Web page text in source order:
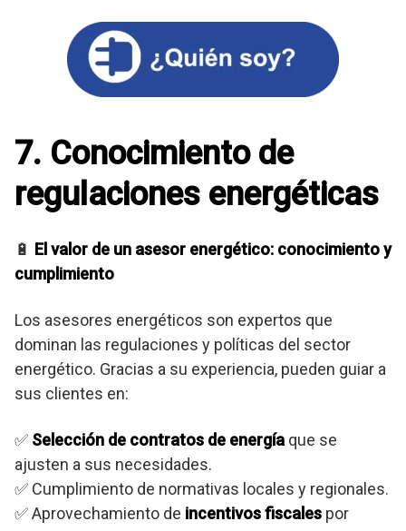
7. Conocimiento de
regulaciones energéticas
🔋 El valor de un asesor energético: conocimiento y
cumplimiento
Los asesores energéticos son expertos que
dominan las regulaciones y políticas del sector
energético. Gracias a su experiencia, pueden guiar a
sus clientes en:
✅ Selección de contratos de energía que se
ajusten a sus necesidades.
✅ Cumplimiento de normativas locales y regionales.
✅ Aprovechamiento de incentivos fiscales por